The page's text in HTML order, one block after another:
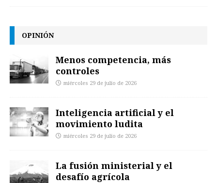
OPINIÓN
Menos competencia, más
controles
miércoles 29 de julio de 2026
Inteligencia artificial y el
movimiento ludita
miércoles 29 de julio de 2026
La fusión ministerial y el
desafío agrícola